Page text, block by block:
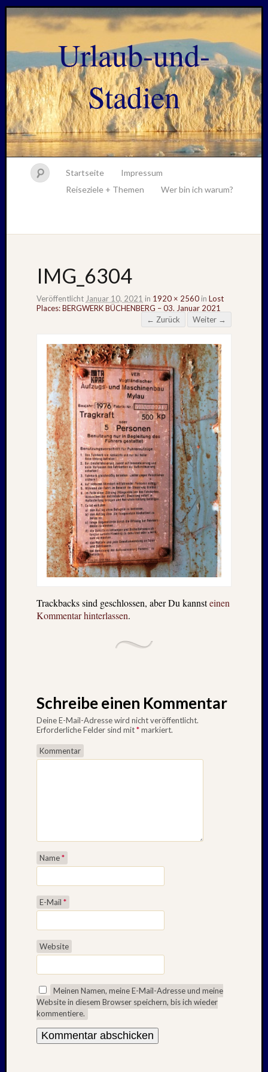
Urlaub-und-
Stadien
Startseite
Impressum
Reiseziele + Themen
Wer bin ich warum?
IMG_6304
Veröffentlicht Januar 10, 2021 in 1920 × 2560 in Lost
Places: BERGWERK BÜCHENBERG – 03. Januar 2021
← Zurück
Weiter →
Trackbacks sind geschlossen, aber Du kannsteinen
Kommentar hinterlassen.
Schreibe einen Kommentar
Deine E-Mail-Adresse wird nicht veröffentlicht.
Erforderliche Felder sind mit*markiert.
Kommentar
Name*
E-Mail *
Website
Meinen Namen, meine E-Mail-Adresse und meine
Website in diesem Browser speichern, bis ich wieder
kommentiere.